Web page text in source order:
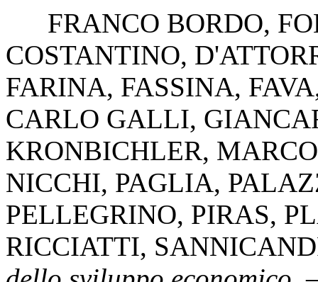
FRANCO BORDO,
COSTANTINO,
FARINA, FASSINA, FAVA
CARLO GALLI,
KRONBICHLER,
NICCHI, PAGLIA,
PELLEGRINO, PIRAS,
RICCIATTI,